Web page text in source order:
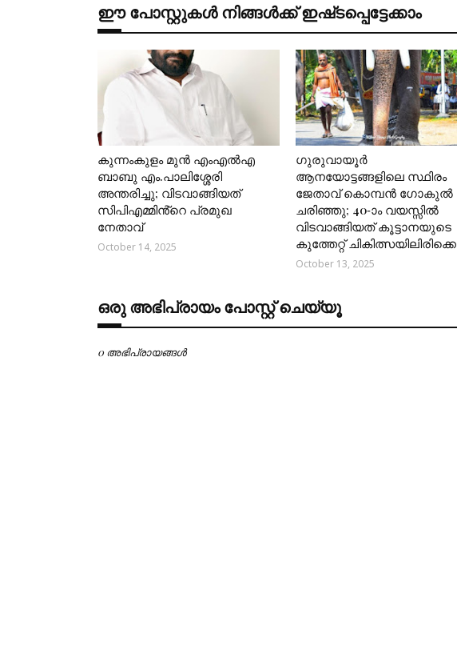
ഈ പോസ്റ്റുകൾ നിങ്ങൾക്ക് ഇഷ്‌‌ടപ്പെട്ടേക്കാം
കുന്നംകുളം മുൻ എംഎൽഎ
ബാബു എം.പാലിശ്ശേരി
അന്തരിച്ചു; വിടവാങ്ങിയത്
സിപിഎമ്മിൻ്റെ പ്രമുഖ
നേതാവ്
October 14, 2025
ഗുരുവായൂർ
ആനയോട്ടങ്ങളിലെ സ്ഥിരം
ജേതാവ് കൊമ്പൻ ഗോകുൽ
ചരിഞ്ഞു; 40-ാം വയസ്സിൽ
വിടവാങ്ങിയത് കൂട്ടാനയുടെ
കുത്തേറ്റ് ചികിത്സയിലിരിക്കെ
October 13, 2025
ഒരു അഭിപ്രായം പോസ്റ്റ് ചെയ്യൂ
0 അഭിപ്രായങ്ങള്‍